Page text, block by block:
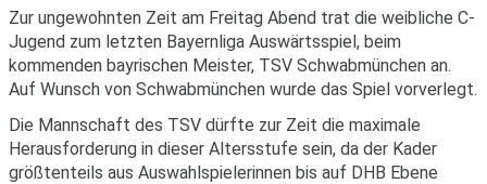
Zur ungewohnten Zeit am Freitag Abend trat die weibliche C-
Jugend zum letzten Bayernliga Auswärtsspiel, beim
kommenden bayrischen Meister, TSV Schwabmünchen an.
Auf Wunsch von Schwabmünchen wurde das Spiel vorverlegt.
Die Mannschaft des TSV dürfte zur Zeit die maximale
Herausforderung in dieser Altersstufe sein, da der Kader
größtenteils aus Auswahlspielerinnen bis auf DHB Ebene